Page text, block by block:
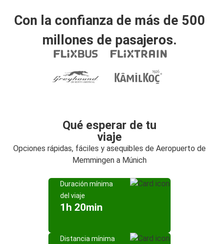
Con la confianza de más de 500
millones de pasajeros.
Qué esperar de tu
viaje
Opciones rápidas, fáciles y asequibles de Aeropuerto de
Memmingen a Múnich
Duración mínima
del viaje
1h 20min
Distancia mínima